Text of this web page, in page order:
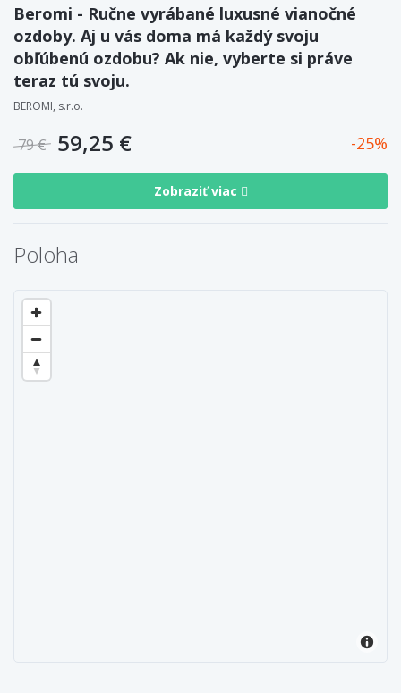
Beromi - Ručne vyrábané luxusné vianočné
ozdoby. Aj u vás doma má každý svoju
obľúbenú ozdobu? Ak nie, vyberte si práve
teraz tú svoju.
BEROMI, s.r.o.
79 € 59,25 € 25
Zobraziť viac
Poloha